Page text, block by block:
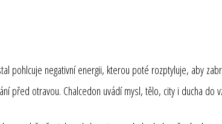
pohlcuje negativní energii, kterou poté rozptyluje, aby
otravou. Chalcedon uvádí mysl, tělo, city i ducha do